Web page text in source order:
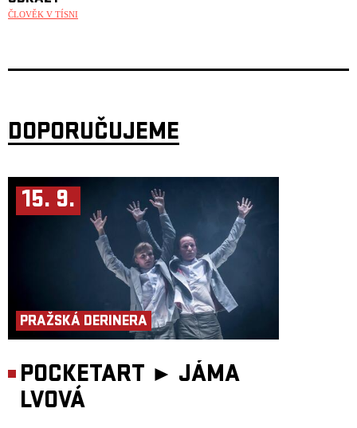
ARLETA
MARTIN MATYS
PAULIE GARAND
REST
STRÝC NORY
Vstupenku zakoupíte v předprodeji nebo na místě za 300 Kč, přispět
ovšem můžete i větší částkou. Podpořte občany Ukrajiny a pomozte
zvýšit povědomí o vývoji tamních událostí.
ČLOVĚK V TÍSNI
DOPORUČUJEME
15. 9.
PRAŽSKÁ DERINERA
POCKETART ► JÁMA
LVOVÁ